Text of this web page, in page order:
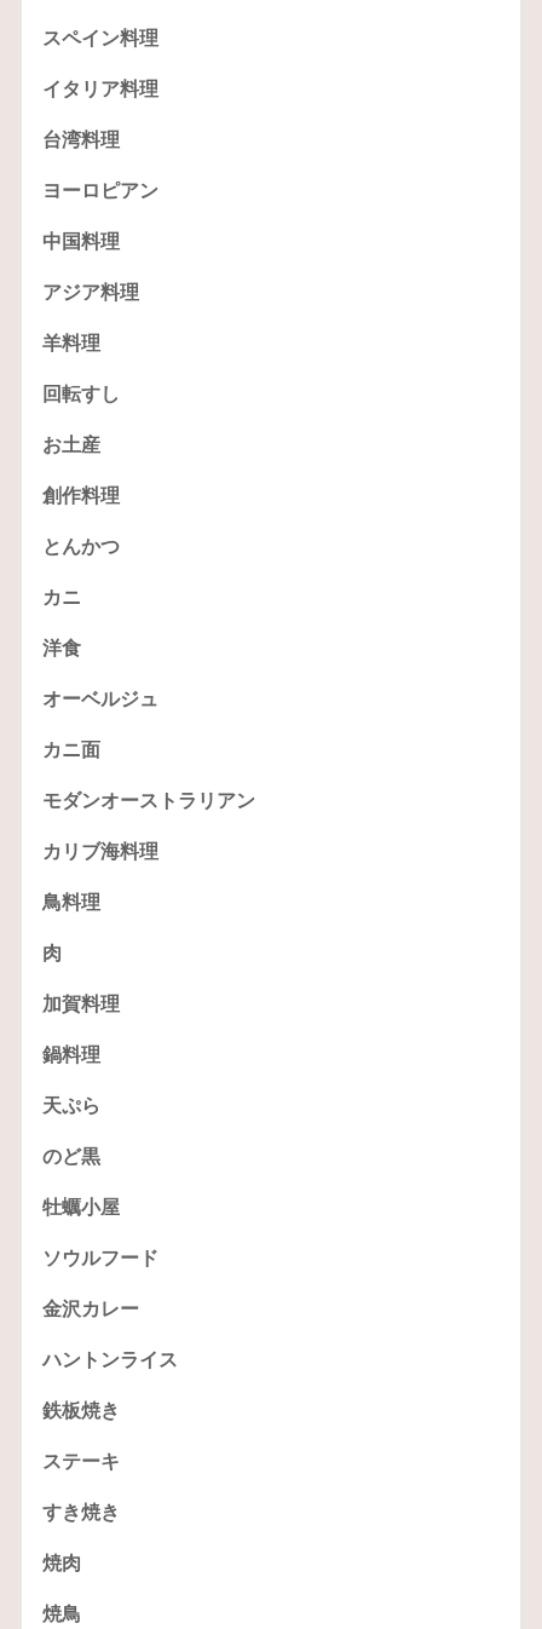
スペイン料理
イタリア料理
台湾料理
ヨーロピアン
中国料理
アジア料理
羊料理
回転すし
お土産
創作料理
とんかつ
カニ
洋食
オーベルジュ
カニ面
モダンオーストラリアン
カリブ海料理
鳥料理
肉
加賀料理
鍋料理
天ぷら
のど黒
牡蠣小屋
ソウルフード
金沢カレー
ハントンライス
鉄板焼き
ステーキ
すき焼き
焼肉
焼鳥